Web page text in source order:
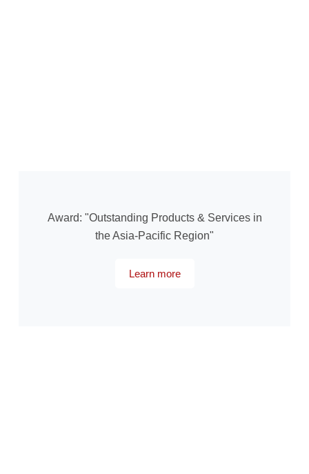
Award: "Outstanding Products & Services in
the Asia-Pacific Region"
Learn more